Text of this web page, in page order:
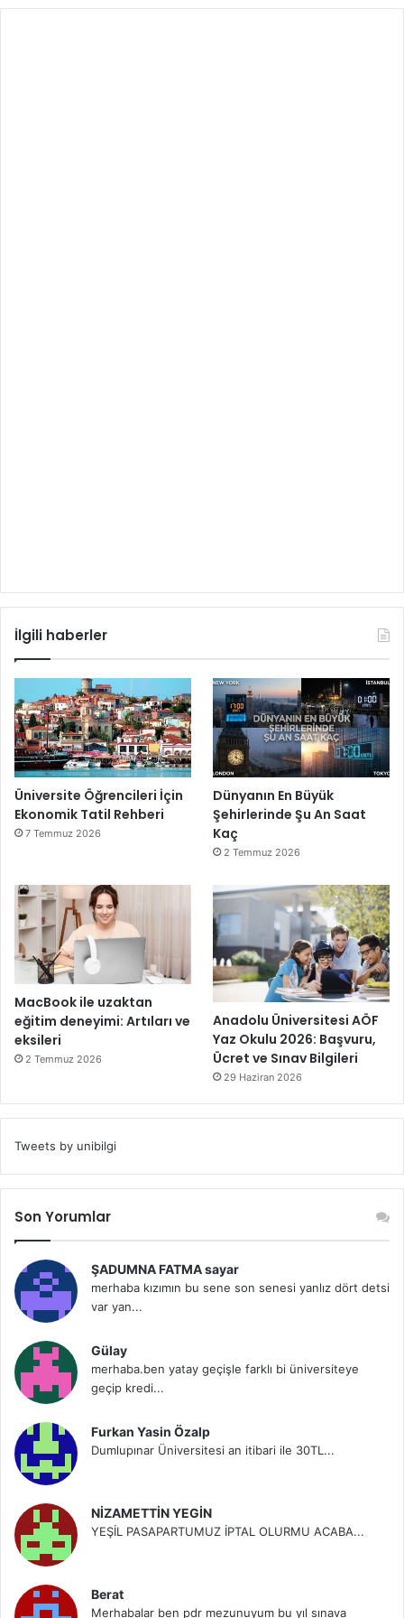
İlgili haberler
Üniversite Öğrencileri İçin
Ekonomik Tatil Rehberi
7 Temmuz 2026
Dünyanın En Büyük
Şehirlerinde Şu An Saat
Kaç
2 Temmuz 2026
MacBook ile uzaktan
eğitim deneyimi: Artıları ve
eksileri
2 Temmuz 2026
Anadolu Üniversitesi AÖF
Yaz Okulu 2026: Başvuru,
Ücret ve Sınav Bilgileri
29 Haziran 2026
Tweets by unibilgi
Son Yorumlar
ŞADUMNA FATMA sayar
merhaba kızımın bu sene son senesi yanlız dört detsi
var yan...
Gülay
merhaba.ben yatay geçişle farklı bi üniversiteye
geçip kredi...
Furkan Yasin Özalp
Dumlupınar Üniversitesi an itibari ile 30TL...
NİZAMETTİN YEGİN
YEŞİL PASAPARTUMUZ İPTAL OLURMU ACABA...
Berat
Merhabalar ben pdr mezunuyum bu yıl sınava